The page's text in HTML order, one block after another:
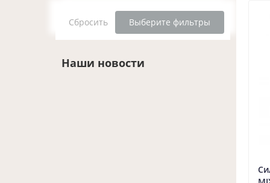
Сбросить Выберите фильтры
Наши новости